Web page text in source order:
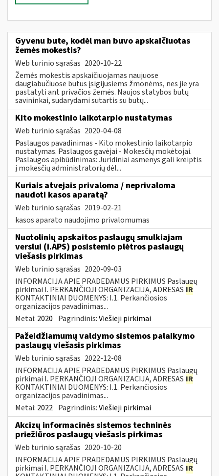
Gyvenu bute, kodėl man buvo apskaičiuotas
žemės mokestis?
Web turinio sąrašas 2020-10-22
Žemės mokestis apskaičiuojamas naujuose
daugiabučiuose butus įsigijusiems žmonėms, nes jie yra
pastatyti ant privačios žemės. Naujos statybos butų
savininkai, sudarydami sutartis su butų...
Kito mokestinio laikotarpio nustatymas
Web turinio sąrašas 2020-04-08
Paslaugos pavadinimas - Kito mokestinio laikotarpio
nustatymas. Paslaugos gavėjai - Mokesčių mokėtojai.
Paslaugos apibūdinimas: Juridiniai asmenys gali kreiptis
į mokesčių administratorių dėl...
Kuriais atvejais privaloma / neprivaloma
naudoti kasos aparatą?
Web turinio sąrašas 2019-02-21
kasos aparato naudojimo privalomumas
Nuotolinių apskaitos paslaugų smulkiajam
verslui (i.APS) posistemio plėtros paslaugų
viešasis pirkimas
Web turinio sąrašas 2020-09-03
INFORMACIJA APIE PRADEDAMUS PIRKIMUS Paslaugų
pirkimai I. PERKANČIOJI ORGANIZACIJA, ADRESAS IR
KONTAKTINIAI DUOMENYS: I.1. Perkančiosios
organizacijos pavadinimas...
Metai: 2020 Pagrindinis:Viešieji pirkimai
Pažeidžiamumų valdymo sistemos palaikymo
paslaugų viešasis pirkimas
Web turinio sąrašas 2022-12-08
INFORMACIJA APIE PRADEDAMUS PIRKIMUS Paslaugų
pirkimai I. PERKANČIOJI ORGANIZACIJA, ADRESAS IR
KONTAKTINIAI DUOMENYS: I.1. Perkančiosios
organizacijos pavadinimas...
Metai: 2022 Pagrindinis:Viešieji pirkimai
Akcizų informacinės sistemos techninės
priežiūros paslaugų viešasis pirkimas
Web turinio sąrašas 2020-10-20
INFORMACIJA APIE PRADEDAMUS PIRKIMUS Paslaugų
pirkimai I. PERKANČIOJI ORGANIZACIJA, ADRESAS IR